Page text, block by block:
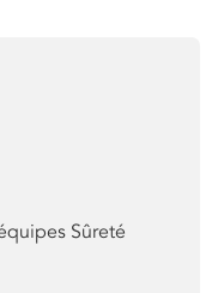
Sûreté